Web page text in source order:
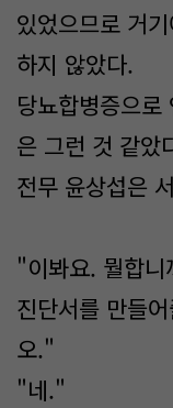
있었으므로 거
하지 않았다.
당뇨합병증으
은 그런 것 같았
전무 윤상섭은
"이봐요. 뭘합
진단서를 만들
오."
"네."